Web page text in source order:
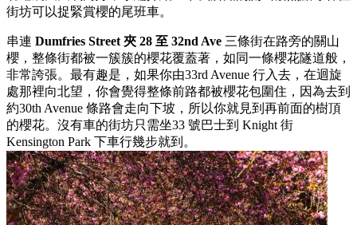
街坊可以捉緊賞櫻的尾班車。
串連 Dumfries Street 夾 28 至 32nd Ave 三條街在路旁的關山
櫻，整條街都被一簇簇的櫻花覆蓋著，如同一條櫻花隧道般，
非常誇張。最有趣是，如果你由33rd Avenue 行入去，在迴旋
處那裡向北望，你會覺得整條前路都被櫻花包圍住，因為去到
約30th Avenue 條路會走向下坡，所以你就見到再前面的樹頂
的櫻花。沒有車的街坊只需坐33 號巴士到 Knight 街
Kensington Park 下車行幾步就到。